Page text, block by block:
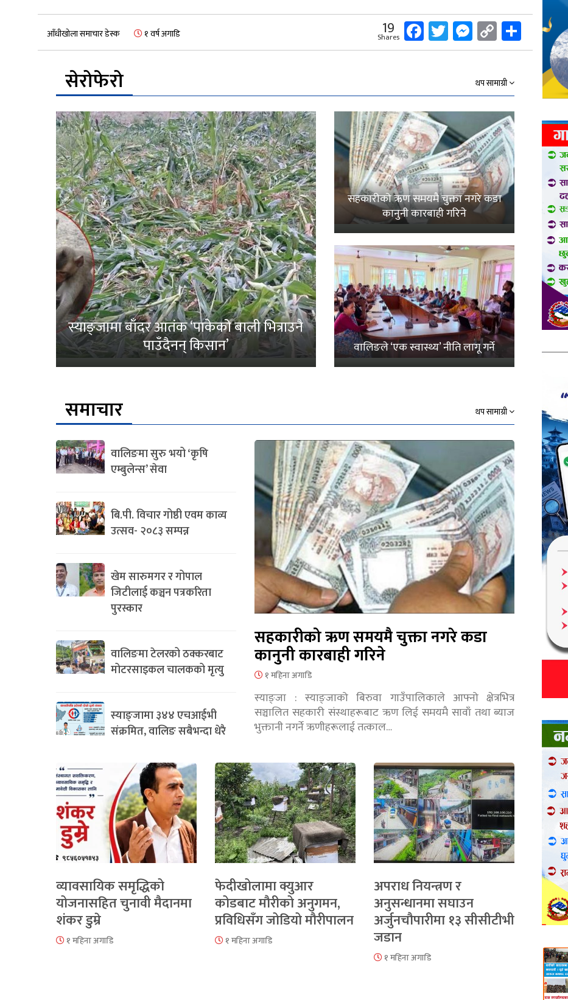
आँधीखोला समाचार डेस्क १ वर्ष अगाडि 19
Shares Facebook
Twitter
Messenger
Copy
Link
Share
सेरोफेरो
थप सामाग्री
स्याङ्जामा बाँदर आतंक ‘पाकेको बाली भित्राउनै
पाउँदैनन् किसान’
सहकारीको ऋण समयमै चुक्ता नगरे कडा
कानुनी कारबाही गरिने
वालिङले ‘एक स्वास्थ्य’ नीति लागू गर्ने
समाचार थप सामाग्री
वालिङमा सुरु भयो ‘कृषि
एम्बुलेन्स’ सेवा
बि.पी. विचार गोष्ठी एवम काव्य
उत्सव- २०८३ सम्पन्न
खेम सारुमगर र गोपाल
जिटीलाई कञ्चन पत्रकरिता
पुरस्कार
वालिङमा टेलरको ठक्करबाट
मोटरसाइकल चालकको मृत्यु
स्याङ्जामा ३४४ एचआईभी
संक्रमित, वालिङ सबैभन्दा धेरै
सहकारीको ऋण समयमै चुक्ता नगरे कडा
कानुनी कारबाही गरिने
१ महिना अगाडि
स्याङ्जा : स्याङ्जाको बिरुवा गाउँपालिकाले आफ्नो क्षेत्रभित्र
सञ्चालित सहकारी संस्थाहरूबाट ऋण लिई समयमै सावाँ तथा ब्याज
भुक्तानी नगर्ने ऋणीहरूलाई तत्काल…
व्यावसायिक समृद्धिको
योजनासहित चुनावी मैदानमा
शंकर डुम्रे
१ महिना अगाडि
फेदीखोलामा क्युआर
कोडबाट मौरीको अनुगमन,
प्रविधिसँग जोडियो मौरीपालन
१ महिना अगाडि
अपराध नियन्त्रण र
अनुसन्धानमा सघाउन
अर्जुनचौपारीमा १३ सीसीटीभी
जडान
१ महिना अगाडि